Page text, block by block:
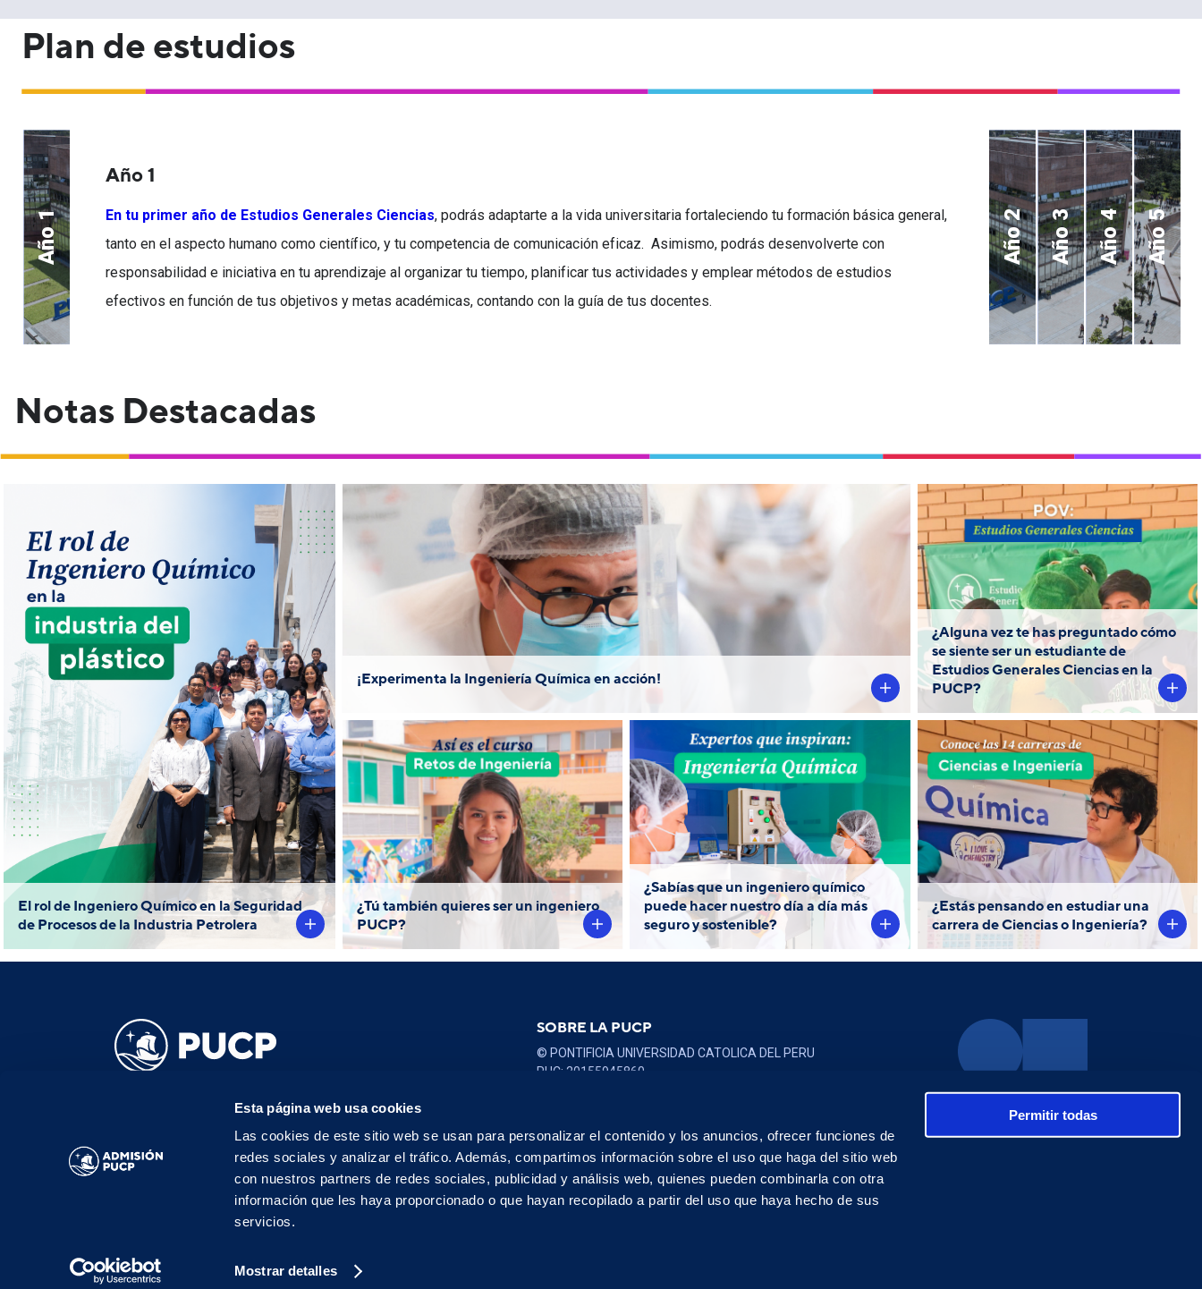
Esta página web usa cookies
Las cookies de este sitio web se usan para personalizar el contenido y los anuncios, ofrecer funciones de
redes sociales y analizar el tráfico. Además, compartimos información sobre el uso que haga del sitio web
con nuestros partners de redes sociales, publicidad y análisis web, quienes pueden combinarla con otra
información que les haya proporcionado o que hayan recopilado a partir del uso que haya hecho de sus
servicios.
Mostrar detalles
Permitir todas
Plan de estudios
Año 1
Año 1
En tu primer año de Estudios Generales Ciencias, podrás adaptarte a la vida universitaria fortaleciendo tu formación básica general,
tanto en el aspecto humano como científico, y tu competencia de comunicación eficaz. Asimismo, podrás desenvolverte con
responsabilidad e iniciativa en tu aprendizaje al organizar tu tiempo, planificar tus actividades y emplear métodos de estudios
efectivos en función de tus objetivos y metas académicas, contando con la guía de tus docentes.
Año 2 Año 3 Año 4 Año 5
Notas Destacadas
El rol de Ingeniero Químico en la Seguridad
de Procesos de la Industria Petrolera
El día lunes 6 de abril se realizó una
charla dirigida a los estudiantes de la
primera promoción de Ingeniería
Química en la Facultad de Ciencias e
Ingeniería a cargo del
Magister
Gustavo Carreño,
destacado
especialista en la industria del
plástico, quien compartió su
experiencia y conocimientos sobre
"El rol de Ingeniero Químico en la
industria del plástico".
¡Experimenta la Ingeniería Química en acción!
Nuestros futuros ingenieros vivieron un día en el laboratorio,
aplicando procesos industriales clave para la creación de productos
como manjar blanco, néctar, extractos vegetales y más.
¿Alguna vez te has preguntado cómo
se siente ser un estudiante de
Estudios Generales Ciencias en la
PUCP?
Deja de preguntarte, mira el
video y descubre cómo el
team verde marca la
diferencia.
¿Tú también quieres ser un ingeniero
PUCP?
En el curso introductorio de
Retos de Ingeniería
(únicamente para
estudiantes de Ingeniería
Química) que llevarás dentro
de los Estudios Generales
Ciencias, aprenderás a
reconocer problemáticas y
diversas metodologías de
¿Sabías que un ingeniero químico
puede hacer nuestro día a día más
seguro y sostenible?
Conoce lo que opinan los
expertos acerca de esta
innovadora carrera en la
PUCP.
¿Estás pensando en estudiar una
carrera de Ciencias o Ingeniería?
Conoce de cerca cada una
de nuestras carreras
relacionadas y encuentra la
especialidad que va contigo.
Av. Universitaria 1801, San Miguel, 15088, Perú
SOBRE LA PUCP
© PONTIFICIA UNIVERSIDAD CATOLICA DEL PERU
RUC: 20155945860
Libro de
reclamaciones